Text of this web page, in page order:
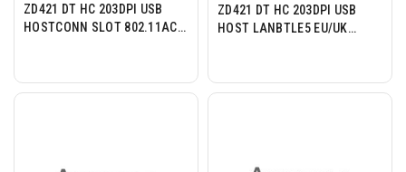
ZD421 DT HC 203DPI USB
HOSTCONN SLOT 802.11AC
ZD421 DT HC 203DPI USB
HOST LANBTLE5 EU/UK